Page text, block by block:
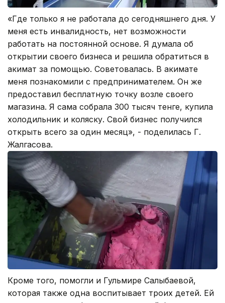
«Где только я не работала до сегодняшнего дня. У
меня есть инвалидность, нет возможности
работать на постоянной основе. Я думала об
открытии своего бизнеса и решила обратиться в
акимат за помощью. Советовалась. В акимате
меня познакомили с предпринимателем. Он же
предоставил бесплатную точку возле своего
магазина. Я сама собрала 300 тысяч тенге, купила
холодильник и коляску. Свой бизнес получился
открыть всего за один месяц», - поделилась Г.
Жалгасова.
Кроме того, помогли и Гульмире Салыбаевой,
которая также одна воспитывает троих детей. Ей